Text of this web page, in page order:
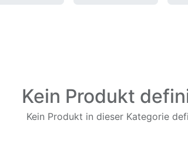
Kein Produkt
Kein Produkt in dieser Kategorie